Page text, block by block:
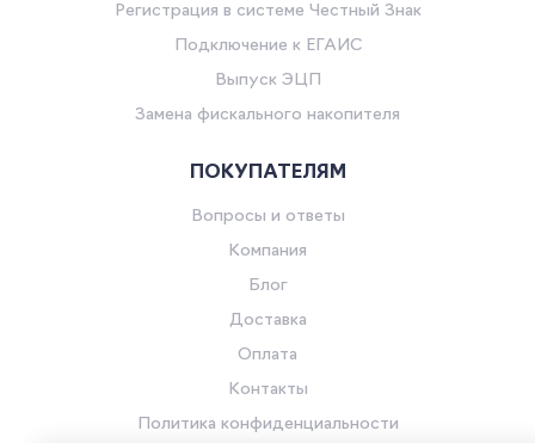
Регистрация в системе Честный Знак
Подключение к ЕГАИС
Выпуск ЭЦП
Замена фискального накопителя
ПОКУПАТЕЛЯМ
Вопросы и ответы
Компания
Блог
Доставка
Оплата
Контакты
Политика конфиденциальности